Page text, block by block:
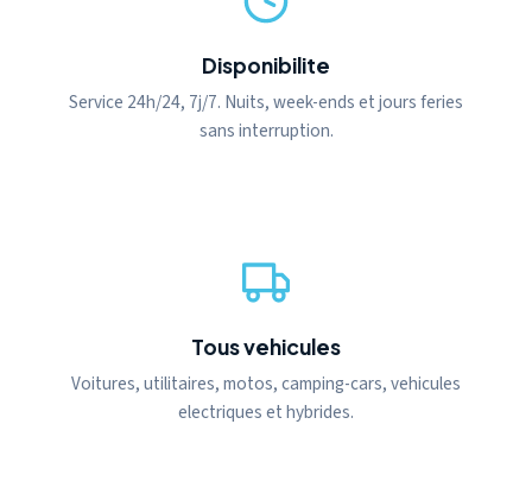
Disponibilite
Service 24h/24, 7j/7. Nuits, week-ends et jours feries
sans interruption.
Tous vehicules
Voitures, utilitaires, motos, camping-cars, vehicules
electriques et hybrides.